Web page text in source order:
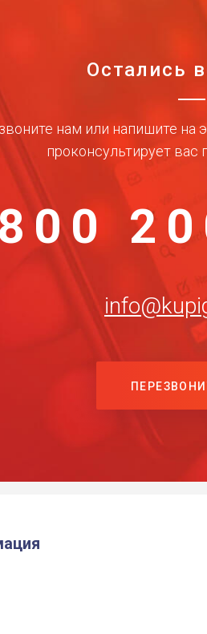
Остались
нам или напишите на
проконсультирует